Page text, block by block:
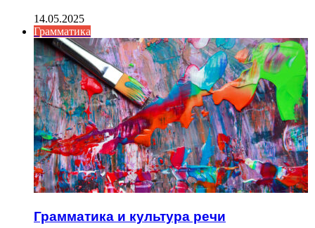
14.05.2025
Грамматика
Грамматика и культура речи